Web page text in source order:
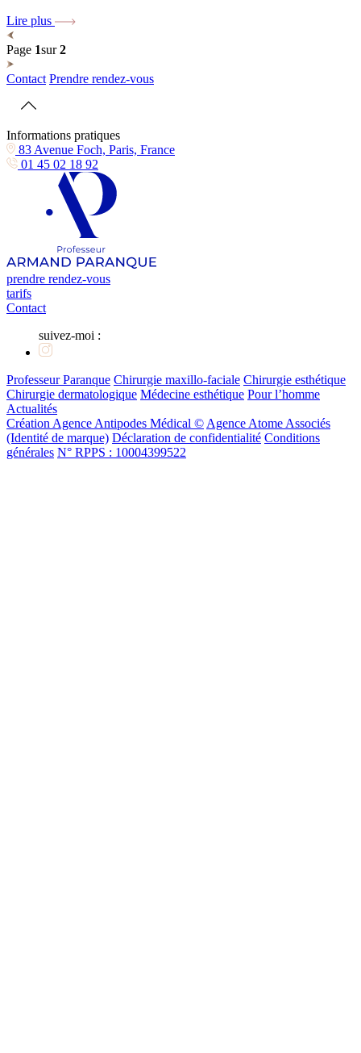
Lire plus
Page 1sur2
Contact Prendre rendez-vous
Informations pratiques
83 Avenue Foch, Paris, France
01 45 02 18 92
prendre rendez-vous
tarifs
Contact
suivez-moi :
Professeur Paranque Chirurgie maxillo-faciale Chirurgie esthétique
Chirurgie dermatologique Médecine esthétique Pour l’homme
Actualités
Création Agence Antipodes Médical © Agence Atome Associés
(Identité de marque) Déclaration de confidentialité Conditions
générales N° RPPS : 10004399522